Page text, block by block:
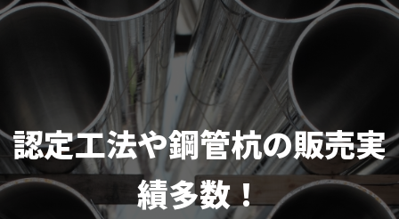
認定工法や鋼管杭の販売実
績多数！